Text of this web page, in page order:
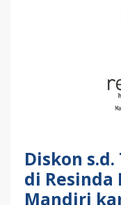
Diskon
di Resinda
Mandiri